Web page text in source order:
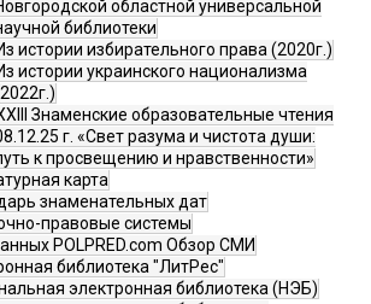
областной универсальной
библиотеки
истории избирательного права (2020г.)
истории украинского национализма
Знаменские образовательные чтения
г. «Свет разума и чистота души:
к просвещению и нравственности»
карта
знаменательных дат
правовые системы
POLPRED.com Обзор СМИ
библиотека "ЛитРес"
электронная библиотека (НЭБ)